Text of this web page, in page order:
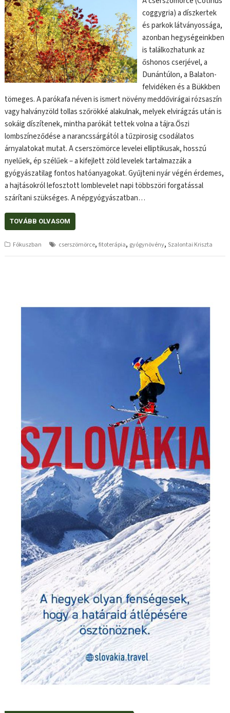
coggygria) a díszkertek
és parkok látványossága,
azonban hegységeinkben
is találkozhatunk az
őshonos cserjével, a
Dunántúlon, a Balaton-
felvidéken és a Bükkben
tömeges. A parókafa néven is ismert növény meddővirágai rózsaszín
vagy halványzöld tollas szőrökké alakulnak, melyek elvirágzás után is
sokáig díszítenek, mintha parókát tettek volna a tájra.Őszi
lombszíneződése a narancssárgától a tűzpirosig csodálatos
árnyalatokat mutat. A cserszömörce levelei elliptikusak, hosszú
nyelűek, ép szélűek – a kifejlett zöld levelek tartalmazzák a
gyógyászatilag fontos hatóanyagokat. Gyűjteni nyár végén érdemes,
a hajtásokról lefosztott lomblevelet napi többszöri forgatással
szárítani szükséges. A népgyógyászatban…
TOVÁBB OLVASOM
Fókuszban cserszömörce,fitoterápia, gyógynövény, Szalontai Kriszta